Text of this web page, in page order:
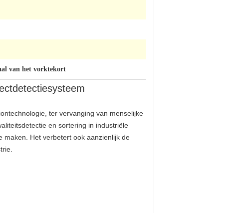
van het vorktekort
ter vervanging van menselijke
en sortering in industriële
maken. Het verbetert ook aanzienlijk de